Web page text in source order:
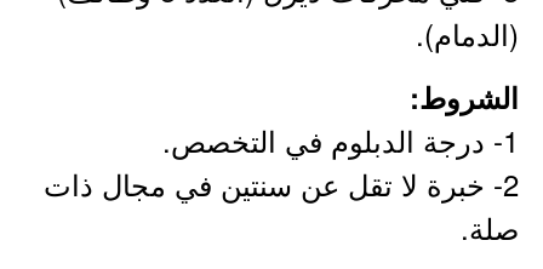
(الدمام).
الشروط:
1- درجة الدبلوم في التخصص.
2- خبرة لا تقل عن سنتين في مجال ذات
صلة.